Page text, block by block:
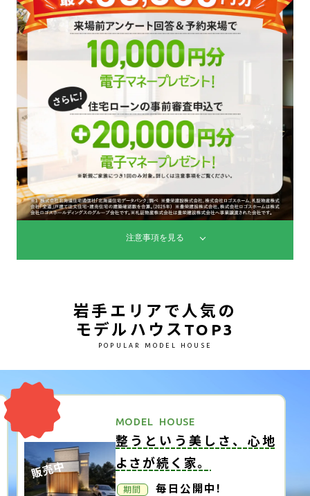
注意事項を見る
岩手エリアで人気の
モデルハウスTOP3
POPULAR MODEL HOUSE
売中
MODEL HOUSE
太陽光パネル×全館空調♪
北欧風ハウス
期間 毎日公開中!